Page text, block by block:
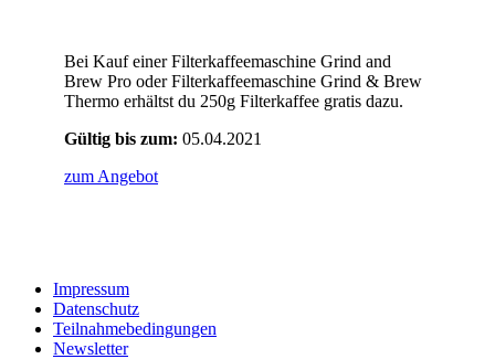
Bei Kauf einer Filterkaffeemaschine Grind and
Brew Pro oder Filterkaffeemaschine Grind & Brew
Thermo erhältst du 250g Filterkaffee gratis dazu.
Gültig bis zum: 05.04.2021
zum Angebot
Impressum
Datenschutz
Teilnahmebedingungen
Newsletter